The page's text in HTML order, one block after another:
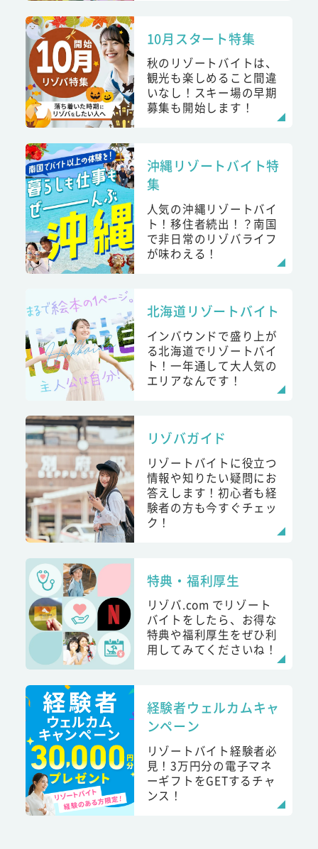
10月スタート特集
秋のリゾートバイトは、
観光も楽しめること間違
いなし！スキー場の早期
募集も開始します！
沖縄リゾートバイト特
集
人気の沖縄リゾートバイ
ト！移住者続出！？南国
で非日常のリゾバライフ
が味わえる！
北海道リゾートバイト
インバウンドで盛り上が
る北海道でリゾートバイ
ト！一年通して大人気の
エリアなんです！
リゾバガイド
リゾートバイトに役立つ
情報や知りたい疑問にお
答えします！初心者も経
験者の方も今すぐチェッ
ク！
特典・福利厚生
リゾバ.com でリゾート
バイトをしたら、お得な
特典や福利厚生をぜひ利
用してみてくださいね！
経験者ウェルカムキャ
ンペーン
リゾートバイト経験者必
見！3万円分の電子マネ
ーギフトをGETするチャ
ンス！